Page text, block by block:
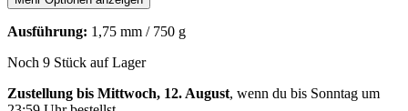
Ausführung: 1,75 mm / 750 g
Noch 9 Stück auf Lager
Zustellung bis Mittwoch, 12. August, wenn du bis Sonntag um